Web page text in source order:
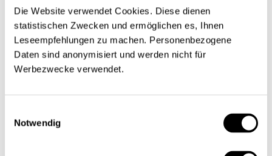
Die Website verwendet Cookies. Diese dienen
statistischen Zwecken und ermöglichen es, Ihnen
Leseempfehlungen zu machen. Personenbezogene
Daten sind anonymisiert und werden nicht für
Werbezwecke verwendet.
Notwendig
sauvegarder la compétitivité, avec les
inconvénients que l’on sait. Une économie où
les salaires augmentent doit accroître
d’autant sa productivité par rapport à
l’étranger si elle entend rester compétitive et
même allé jusqu’à dire que, par